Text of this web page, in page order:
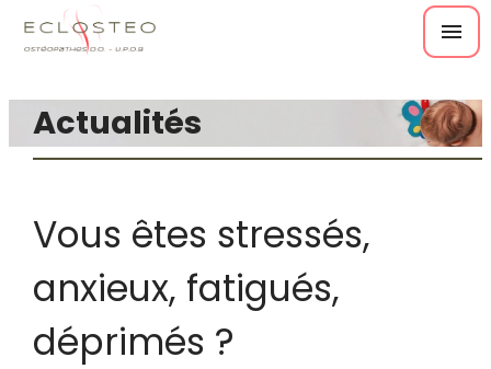
menu
Actualités
Vous êtes stressés,
anxieux, fatigués,
déprimés ?
Panneau de gestion des cookies